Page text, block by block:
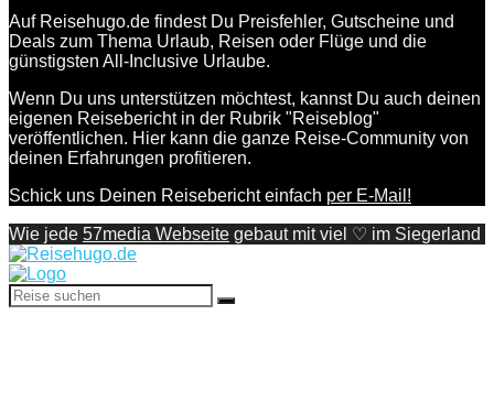
Auf Reisehugo.de findest Du Preisfehler, Gutscheine und
Deals zum Thema Urlaub, Reisen oder Flüge und die
günstigsten All-Inclusive Urlaube.
Wenn Du uns unterstützen möchtest, kannst Du auch deinen
eigenen Reisebericht in der Rubrik "Reiseblog"
veröffentlichen. Hier kann die ganze Reise-Community von
deinen Erfahrungen profitieren.
Schick uns Deinen Reisebericht einfach per E-Mail!
Wie jede 57media Webseite gebaut mit viel ♡ im Siegerland